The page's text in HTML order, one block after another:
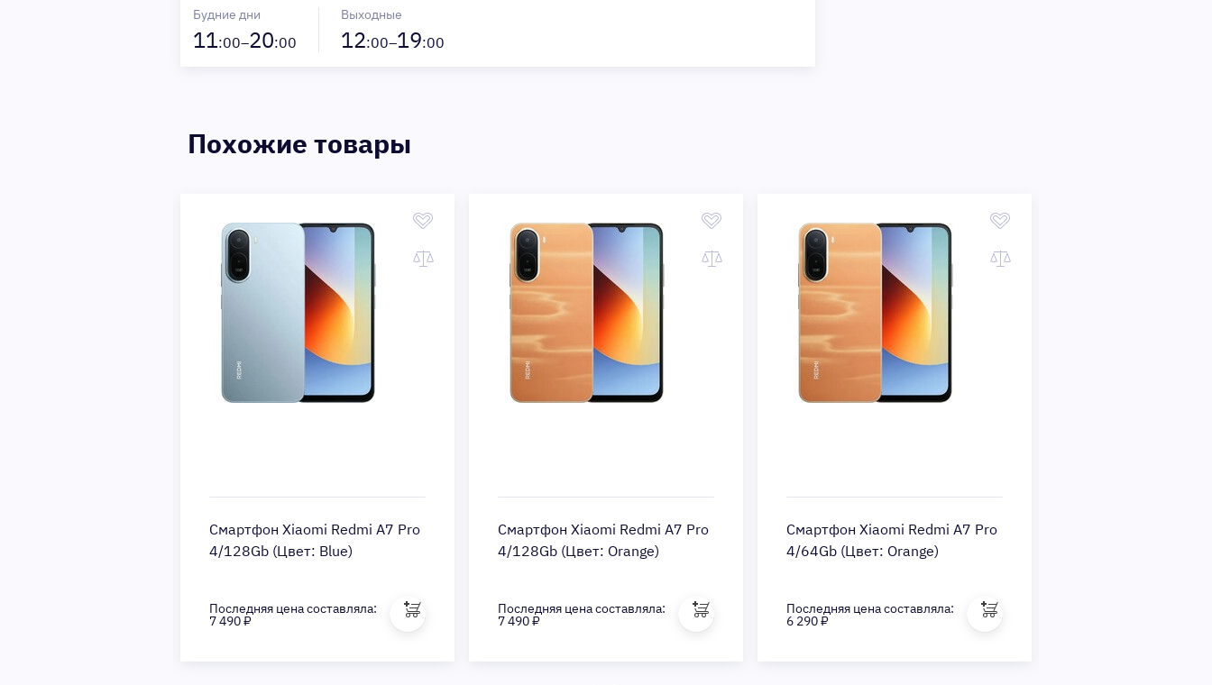
Будние дни
11:00–20:00
Выходные
12:00–19:00
Похожие товары
Смартфон Xiaomi Redmi A7 Pro
4/128Gb (Цвет: Blue)
Последняя цена составляла:
7 490 ₽
Смартфон Xiaomi Redmi A7 Pro
4/128Gb (Цвет: Orange)
Последняя цена составляла:
7 490 ₽
Смартфон Xiaomi Redmi A7 Pro
4/64Gb (Цвет: Orange)
Последняя цена составляла:
6 290 ₽